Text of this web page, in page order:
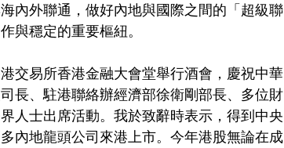
內外聯通，做好內地與國際之間的「超級聯
與穩定的重要樞紐。
交易所香港金融大會堂舉行酒會，慶祝中華
長、駐港聯絡辦經濟部徐衛剛部長、多位財
人士出席活動。我於致辭時表示，得到中央
內地龍頭公司來港上市。今年港股無論在成